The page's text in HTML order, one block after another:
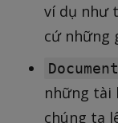
ví dụ như
cứ những
những tài
chúng ta